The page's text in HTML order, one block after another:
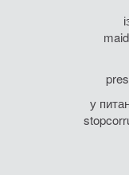
у